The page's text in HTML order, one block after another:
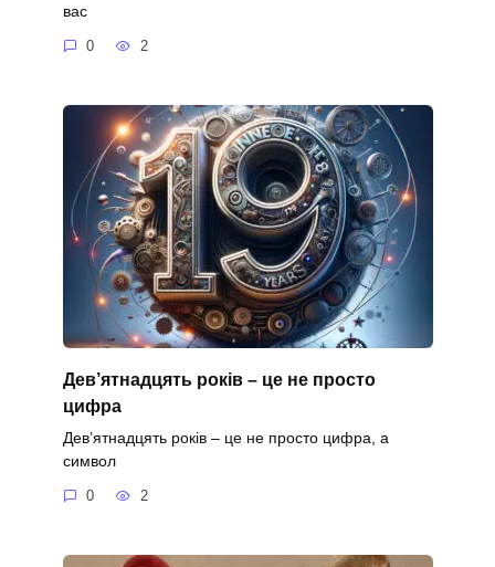
вас
0 2
Дев’ятнадцять років – це не просто
цифра
Дев’ятнадцять років – це не просто цифра, а
символ
0 2